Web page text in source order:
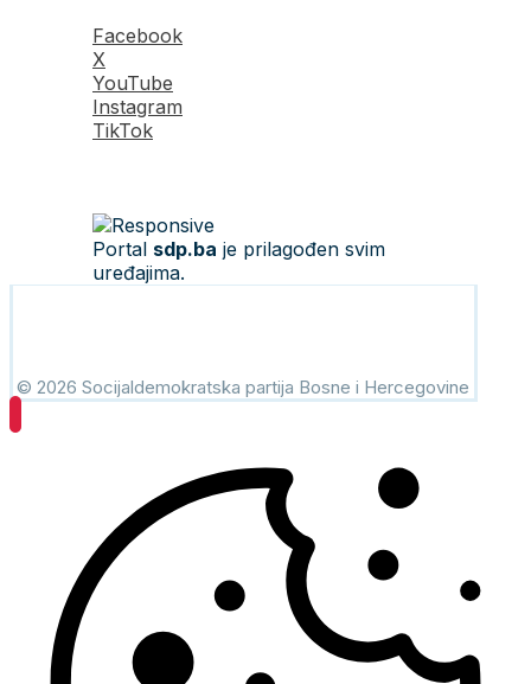
Facebook
X
YouTube
Instagram
TikTok
Portal sdp.ba je prilagođen svim
uređajima.
© 2026 Socijaldemokratska partija Bosne i Hercegovine